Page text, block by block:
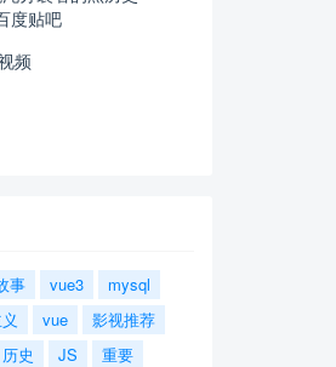
度贴吧
频
事 vue3
mysql
vue
影视推荐
历史 JS
重要